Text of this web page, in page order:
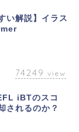
い解説】イラス
74249 view
iBTのスコ
されるのか？